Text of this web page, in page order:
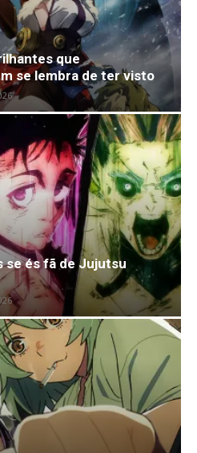
que
se lembra de ter visto
se és fã de Jujutsu